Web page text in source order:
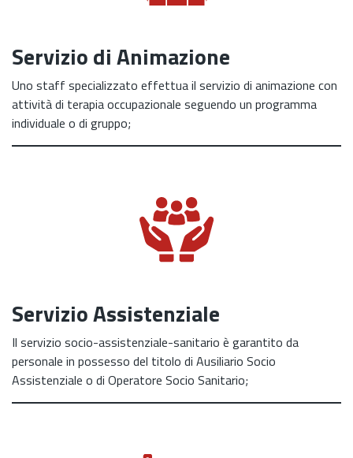
Servizio di Animazione
Uno staff specializzato effettua il servizio di animazione con
attività di terapia occupazionale seguendo un programma
individuale o di gruppo;
Servizio Assistenziale
Il servizio socio-assistenziale-sanitario è garantito da
personale in possesso del titolo di Ausiliario Socio
Assistenziale o di Operatore Socio Sanitario;